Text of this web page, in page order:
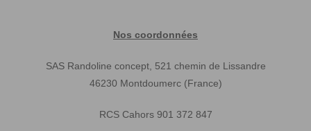
Nos coordonnées
SAS Randoline concept, 521 chemin de Lissandre
46230 Montdoumerc (France)
RCS Cahors 901 372 847